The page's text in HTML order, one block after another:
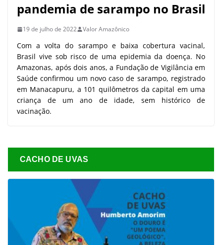
pandemia de sarampo no Brasil
19 de julho de 2022 Valor Amazônico
Com a volta do sarampo e baixa cobertura vacinal,
Brasil vive sob risco de uma epidemia da doença. No
Amazonas, após dois anos, a Fundação de Vigilância em
Saúde confirmou um novo caso de sarampo, registrado
em Manacapuru, a 101 quilômetros da capital em uma
criança de um ano de idade, sem histórico de
vacinação.
CACHO DE UVAS